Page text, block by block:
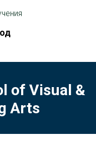
of Visual &
Arts